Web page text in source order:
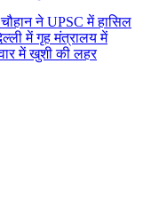
ने UPSC में हासिल
में गृह मंत्रालय में
में खुशी की लहर